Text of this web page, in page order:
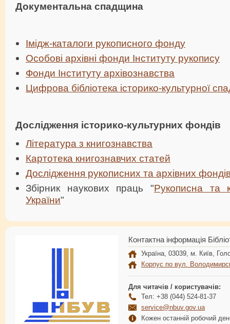
Документальна спадщина
Імідж-каталоги рукописного фонду
Особові архівні фонди Інституту рукопису
Фонди Інституту архівознавства
Цифрова бібліотека історико-культурної
Дослідження історико-культурних фондів
Література з книгознавства
Картотека книгознавчих статей
Дослідження рукописних та архівних
Збірник наукових праць "Рукописна та
України"
Контактна інформація
Україна, 03039, м. Київ,
Корпус по вул.
Для читачів / користувачів:
Тел: +38 (044) 524-81-37
service@nbuv.gov.ua
Кожен останній робочий